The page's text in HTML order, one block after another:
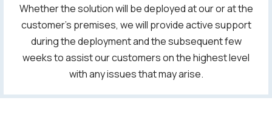
Whether the solution will be deployed at our or at the
customer's premises, we will provide active support
during the deployment and the subsequent few
weeks to assist our customers on the highest level
with any issues that may arise.